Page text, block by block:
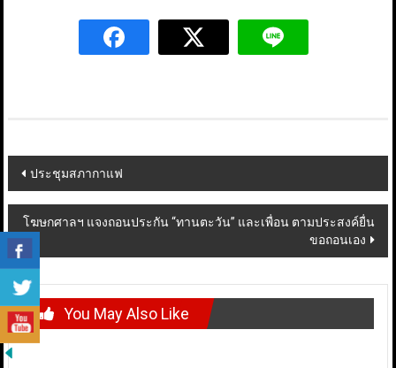
Post
navigation
ประชุมสภากาแฟ
โฆษกศาลฯ แจงถอนประกัน “ทานตะวัน” และเพื่อน ตามประสงค์ยื่น
ขอถอนเอง
You May Also Like